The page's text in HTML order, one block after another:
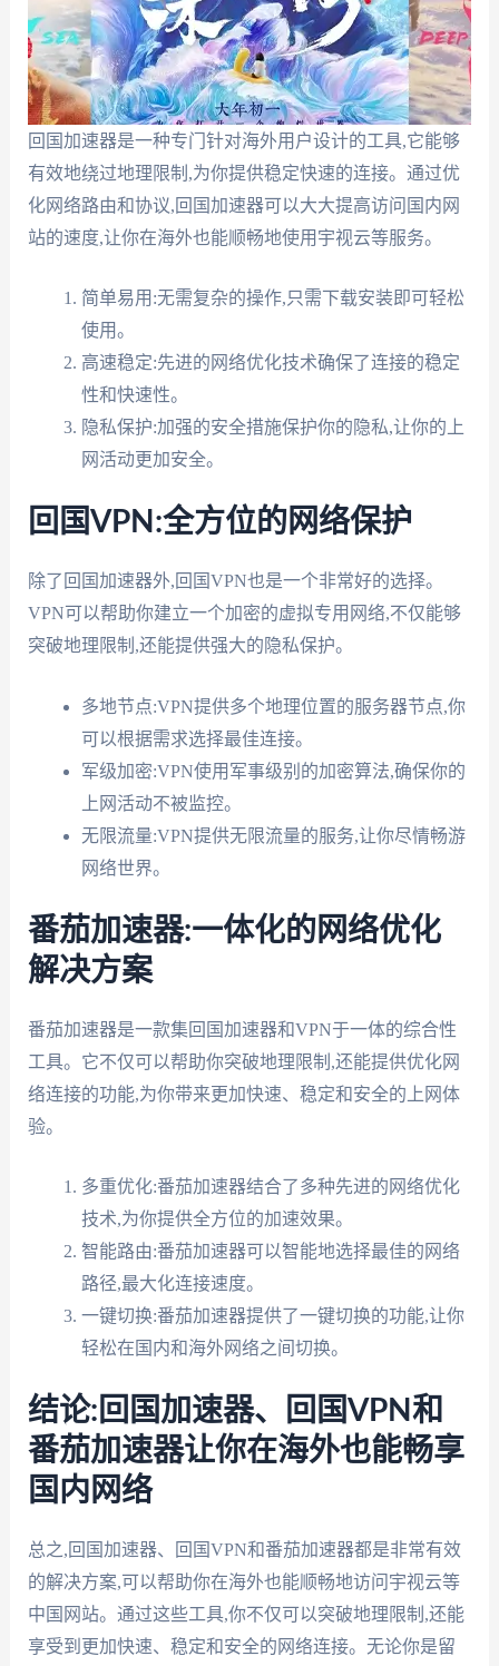
回国加速器是一种专门针对海外用户设计的工具,它能够
有效地绕过地理限制,为你提供稳定快速的连接。通过优
化网络路由和协议,回国加速器可以大大提高访问国内网
站的速度,让你在海外也能顺畅地使用宇视云等服务。
简单易用:无需复杂的操作,只需下载安装即可轻松
使用。
高速稳定:先进的网络优化技术确保了连接的稳定
性和快速性。
隐私保护:加强的安全措施保护你的隐私,让你的上
网活动更加安全。
回国VPN:全方位的网络保护
除了回国加速器外,回国VPN也是一个非常好的选择。
VPN可以帮助你建立一个加密的虚拟专用网络,不仅能够
突破地理限制,还能提供强大的隐私保护。
多地节点:VPN提供多个地理位置的服务器节点,你
可以根据需求选择最佳连接。
军级加密:VPN使用军事级别的加密算法,确保你的
上网活动不被监控。
无限流量:VPN提供无限流量的服务,让你尽情畅游
网络世界。
番茄加速器:一体化的网络优化
解决方案
番茄加速器是一款集回国加速器和VPN于一体的综合性
工具。它不仅可以帮助你突破地理限制,还能提供优化网
络连接的功能,为你带来更加快速、稳定和安全的上网体
验。
多重优化:番茄加速器结合了多种先进的网络优化
技术,为你提供全方位的加速效果。
智能路由:番茄加速器可以智能地选择最佳的网络
路径,最大化连接速度。
一键切换:番茄加速器提供了一键切换的功能,让你
轻松在国内和海外网络之间切换。
结论:回国加速器、回国VPN和
番茄加速器让你在海外也能畅享
国内网络
总之,回国加速器、回国VPN和番茄加速器都是非常有效
的解决方案,可以帮助你在海外也能顺畅地访问宇视云等
中国网站。通过这些工具,你不仅可以突破地理限制,还能
享受到更加快速、稳定和安全的网络连接。无论你是留